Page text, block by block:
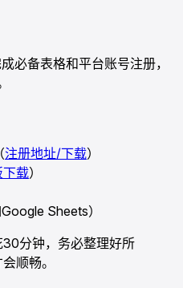
必备表格和平台账号注册，
注册地址/下载）
下载）
Sheets）
30分钟，务必整理好所
顺畅。